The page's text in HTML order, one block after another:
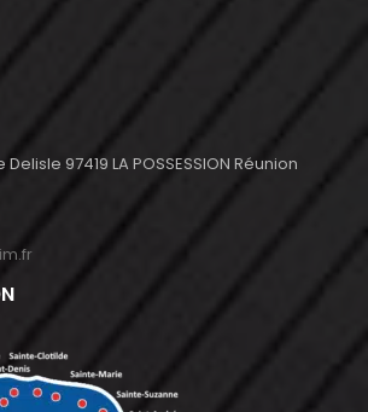
97419 LA POSSESSION Réunion